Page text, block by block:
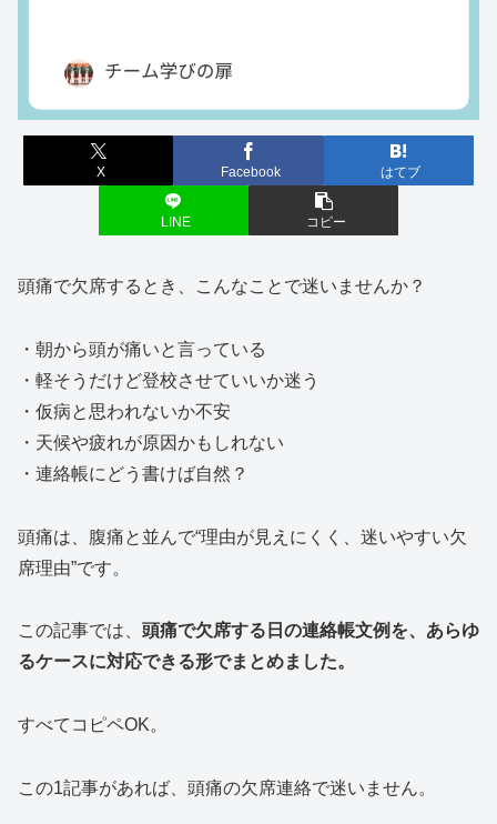
X Facebook はてブ
LINE コピー
頭痛で欠席するとき、こんなことで迷いませんか？
・朝から頭が痛いと言っている
・軽そうだけど登校させていいか迷う
・仮病と思われないか不安
・天候や疲れが原因かもしれない
・連絡帳にどう書けば自然？
頭痛は、腹痛と並んで“理由が見えにくく、迷いやすい欠
席理由”です。
この記事では、 頭痛で欠席する日の連絡帳文例を、あらゆ
るケースに対応できる形でまとめました。
すべてコピペOK。
この1記事があれば、頭痛の欠席連絡で迷いません。